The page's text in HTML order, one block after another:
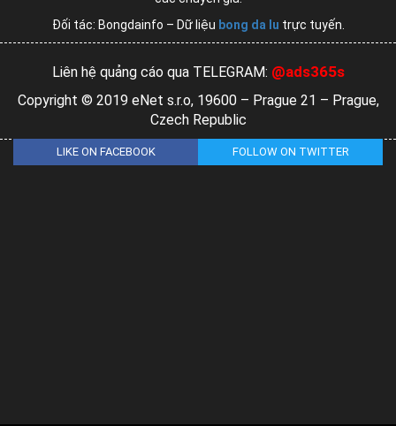
Đối tác: Bongdainfo – Dữ liệu bong da lu trực tuyến.
Liên hệ quảng cáo qua TELEGRAM: @ads365s
Copyright © 2019 eNet s.r.o, 19600 – Prague 21 – Prague,
Czech Republic
LIKE ON FACEBOOK FOLLOW ON TWITTER